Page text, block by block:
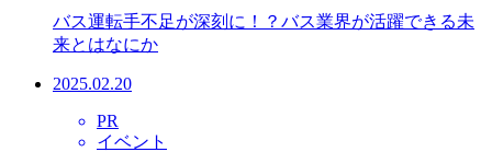
バス運転手不足が深刻に！？バス業界が活躍できる未
来とはなにか
2025.02.20
PR
イベント